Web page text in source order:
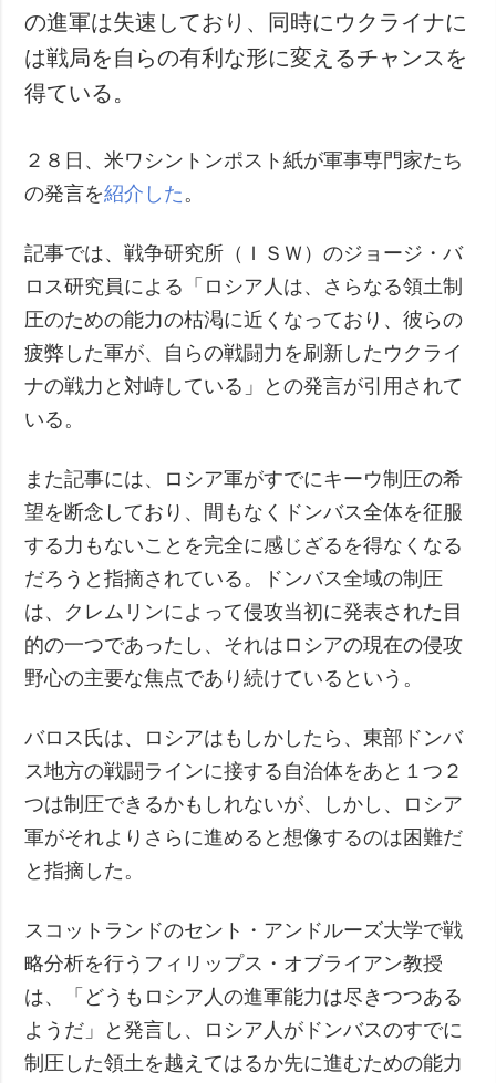
写真
動画
の進軍は失速しており、同時にウクライナに
は戦局を自らの有利な形に変えるチャンスを
得ている。
２８日、米ワシントンポスト紙が軍事専門家たち
の発言を紹介した 。
記事では、戦争研究所（ＩＳＷ）のジョージ・バ
ロス研究員による「ロシア人は、さらなる領土制
圧のための能力の枯渇に近くなっており、彼らの
疲弊した軍が、自らの戦闘力を刷新したウクライ
ナの戦力と対峙している」との発言が引用されて
いる。
また記事には、ロシア軍がすでにキーウ制圧の希
望を断念しており、間もなくドンバス全体を征服
する力もないことを完全に感じざるを得なくなる
だろうと指摘されている。ドンバス全域の制圧
は、クレムリンによって侵攻当初に発表された目
的の一つであったし、それはロシアの現在の侵攻
野心の主要な焦点であり続けているという。
バロス氏は、ロシアはもしかしたら、東部ドンバ
ス地方の戦闘ラインに接する自治体をあと１つ２
つは制圧できるかもしれないが、しかし、ロシア
軍がそれよりさらに進めると想像するのは困難だ
と指摘した。
スコットランドのセント・アンドルーズ大学で戦
略分析を行うフィリップス・オブライアン教授
は、「どうもロシア人の進軍能力は尽きつつある
ようだ」と発言し、ロシア人がドンバスのすでに
制圧した領土を越えてはるか先に進むための能力